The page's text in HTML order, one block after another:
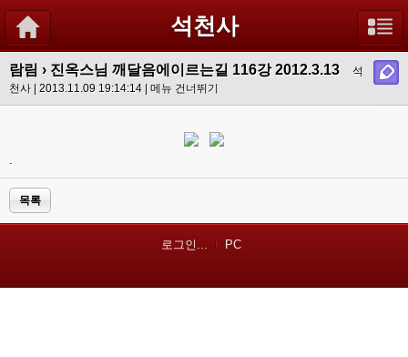
석천사
람림 › 진옥스님 깨달음에이르는길 116강 2012.3.13
석
천사 | 2013.11.09 19:14:14 | 메뉴 건너뛰기
.
목록
로그인... PC